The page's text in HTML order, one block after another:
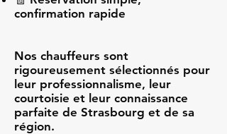
confirmation rapide
Nos chauffeurs sont
rigoureusement sélectionnés pour
leur professionnalisme, leur
courtoisie et leur connaissance
parfaite de Strasbourg et de sa
région.